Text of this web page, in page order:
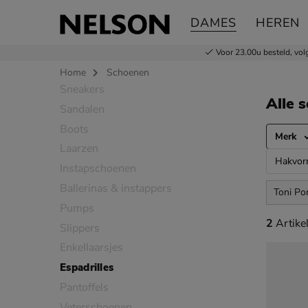
DAMES HEREN
Voor 23.00u besteld,
Home Schoenen
Sla categorieën over
Sneakers
Sandalen
Boots
Laarzen
Instapschoenen
Ballerinas & instappers
Pumps
Slippers
Enkellaarsjes
Espadrilles
Pantoffels
Alle
Merk
Toni
2
2